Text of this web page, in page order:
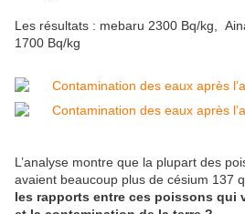
Les résultats : mebaru 2300 Bq/kg,
1700 Bq/kg
L’analyse montre que la plupart des
avaient beaucoup plus de césium 137
les rapports entre ces poissons qui